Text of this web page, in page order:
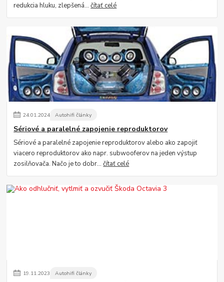
redukcia hluku, zlepšená...čítať celé
24.01.2024 Autohifi články
Sériové a paralelné zapojenie reproduktorov
Sériové a paralelné zapojenie reproduktorov alebo ako zapojiť
viacero reproduktorov ako napr. subwooferov na jeden výstup
zosilňovača. Načo je to dobr...čítať celé
19.11.2023 Autohifi články